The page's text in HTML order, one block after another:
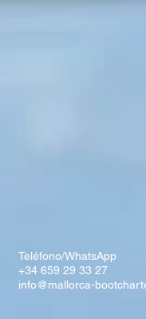
Teléfono/WhatsApp
+34 659 29 33 27
info@mallorca-